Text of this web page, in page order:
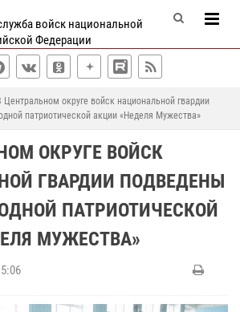
войск национальной
Федерации
Центральном округе войск национальной гвардии
патриотической акции «Неделя Мужества»
ОКРУГЕ ВОЙСК
ГВАРДИИ ПОДВЕДЕНЫ
ПАТРИОТИЧЕСКОЙ
МУЖЕСТВА»